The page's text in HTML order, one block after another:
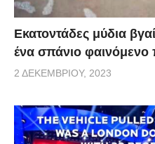
Εκατοντάδες μύδια
ένα σπάνιο
2 ΔΕΚΕΜΒΡΊΟΥ, 2023